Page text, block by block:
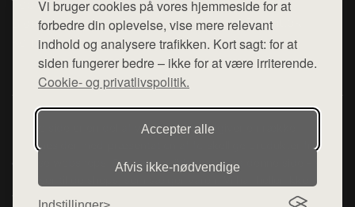
Vi bruger cookies på vores hjemmeside for at
forbedre din oplevelse, vise mere relevant
indhold og analysere trafikken. Kort sagt: for at
siden fungerer bedre – ikke for at være irriterende.
Cookie- og privatlivspolitik.
Accepter alle
Afvis ikke‑nødvendige
Top Rabatter
Blog
Kontakt
Mail: hej@want.dk
Cookie- og privatlivspolitik
Denne side er en del af want.dk, der udgiver en række
hjemmesider med præsentation af forskellige produkter fra
diverse webshops. Der sælges ikke varer fra denne side - vi
henviser til de shops, som sælger varen. Vi har heller ikke
varerne på lager.